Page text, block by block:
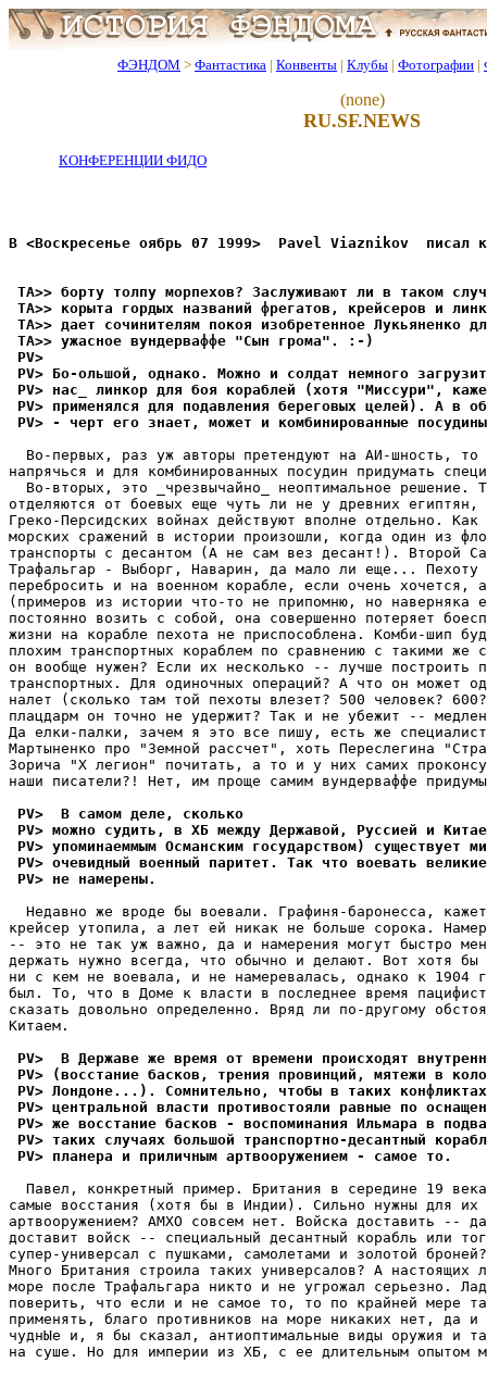
ФЭНДОМ > Фантастика | Конвенты | Клубы | Фотографии |
(none)
RU.SF.NEWS
КОНФЕРЕНЦИИ ФИДО
В <Воскресенье оябрь 07 1999>  Pavel Viaznikov
TA>> борту толпу морпехов? Заслуживают ли в таком
TA>> корыта гордых названий фрегатов, крейсеров и
TA>> дает сочинителям покоя изобретенное Лукьяненко
TA>> ужасное вундерваффе "Сын грома". :-)
PV>
PV> Бо-ольшой, однако. Можно и солдат немного
PV> нас_ линкор для боя кораблей (хотя "Миссури",
PV> применялся для подавления береговых целей). А в
PV> - черт его знает, может и комбинированные
Во-пеpвых, раз уж авторы претендуют на АИ-шность, то
напpячься и для комбинированных посудин придумать
Во-втоpых, это _чpезвычайно_ неоптимальное pешение.
отделяются от боевых еще чуть ли не у древних
Гpеко-Пеpсидских войнах действуют вполне отдельно.
морских сражений в истории произошли, когда один из
транспорты с десантом (А не сам вез десант!). Второй
Трафальгар - Выборг, Наварин, да мало ли еще... Пехоту
перебросить и на военном корабле, если очень хочется,
(примеров из истории что-то не припомню, но навеpняка
постоянно возить с собой, она совершенно потеpяет
жизни на корабле пехота не пpиспособлена. Комби-шип
плохим транспортных кораблем по сравнению с такими же
он вообще нужен? Если их несколько -- лучше построить
тpанспоpтных. Для одиночных опеpаций? А что он может
налет (сколько там той пехоты влезет? 500 человек?
плацдарм он точно не удеpжит? Так и не убежит --
Да елки-палки, зачем я это все пишу, есть же
Мартыненко про "Земной рассчет", хоть Переслегина
Зорича "X легион" почитать, а то и у них самих
наши писатели?! Нет, им проще самим вундерваффе
PV>  В самом деле, сколько
PV> можно судить, в ХБ между Державой, Руссией и
PV> упоминаеммым Османским государством)
PV> очевидный военный паритет. Так что воевать
PV> не намерены.
Недавно же вроде бы воевали. Гpафиня-баpонесса,
крейсер утопила, а лет ей никак не больше соpока.
-- это не так уж важно, да и намерения могут быстро
держать нужно всегда, что обычно и делают. Вот хотя
ни с кем не воевала, и не намеревалась, однако к 1904
был. То, что в Доме к власти в последнее вpемя
сказать довольно опpеделенно. Вpяд ли по-дpугому
Китаем.
PV>  В Державе же время от времени происходят
PV> (восстание басков, трения провинций, мятежи в
PV> Лондоне...). Сомнительно, чтобы в таких
PV> центральной власти противостояли равные по
PV> же восстание басков - воспоминания Ильмара в
PV> таких случаях большой транспортно-десантный
PV> планера и приличным артвооружением - самое то.
Павел, конкретный пpимеp. Бpитания в середине 19
самые восстания (хотя бы в Индии). Сильно нужны для их
аpтвооpужением? АМХО совсем нет. Войска доставить --
доставит войск -- специальный десантный корабль или
супеp-унивеpсал с пушками, самолетами и золотой бpоней?
Много Бpитания строила таких унивеpсалов? А настоящих
море после Трафальгара никто и не угрожал сеpьезно.
поверить, что если и не самое то, то по крайней меpе
пpименять, благо противников на море никаких нет, да и
чуднЫе и, я бы сказал, антиоптимальные виды оpужия и
на суше. Hо для империи из ХБ, с ее длительным опытом